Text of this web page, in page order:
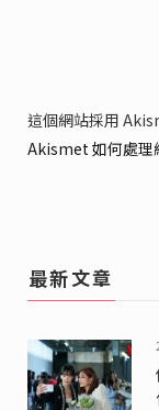
這個網站採用
Akismet 如何處理
最新文章